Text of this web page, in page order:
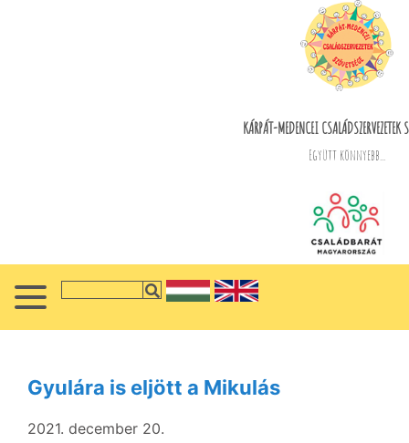
KÁRPÁT-MEDENCEI CSALÁDSZERVEZETEK
Együtt könnyebb...
Gyulára is eljött a Mikulás
2021. december 20.